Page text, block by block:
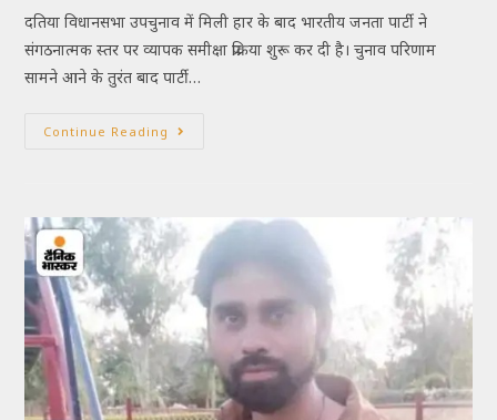
दतिया विधानसभा उपचुनाव में मिली हार के बाद भारतीय जनता पार्टी ने
संगठनात्मक स्तर पर व्यापक समीक्षा प्रक्रिया शुरू कर दी है। चुनाव परिणाम
सामने आने के तुरंत बाद पार्टी…
Continue Reading